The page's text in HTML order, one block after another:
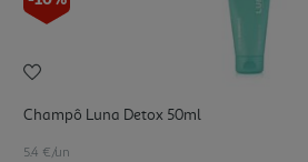
Champô Luna Detox 50ml
5.4 €/un